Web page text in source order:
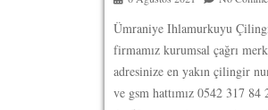
Ümraniye Ihlamurkuyu
firmamız kurumsal çağrı
adresinize en yakın çilingir
ve gsm hattımız 0542 317